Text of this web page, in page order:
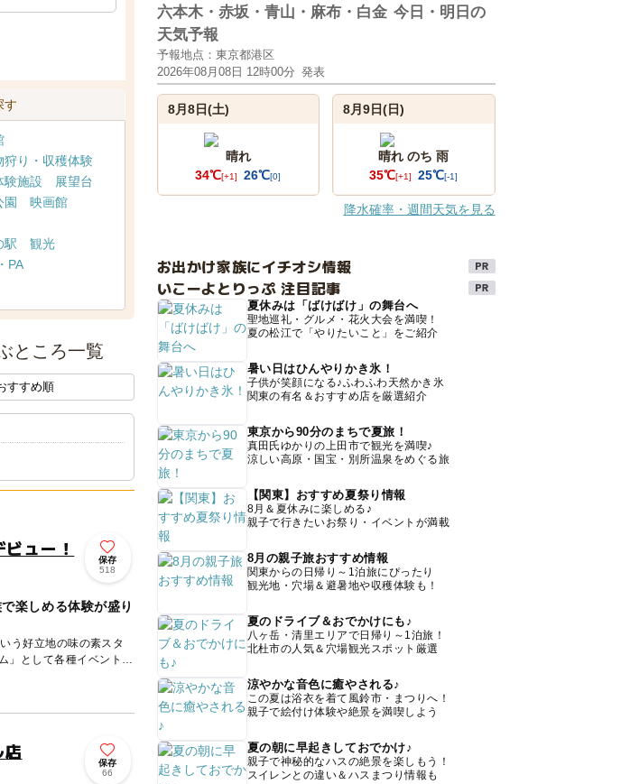
す
狩り・収穫体験
験施設
展望台
園
映画館
駅
観光
PA
ところ一覧
ュー！
保存
518
楽しめる体験が盛り
う好立地の味の素スタ
」として各種イベントが
保存
66
六本木・赤坂・青山・麻布・白金 今日・明日の
天気予報
予報地点：東京都港区
2026年08月08日 12時00分 発表
8月8日(土)
晴れ
34℃[+1] 26℃[0]
8月9日(日)
晴れ のち 雨
35℃[+1] 25℃[-1]
降水確率・週間天気を見る
お出かけ家族にイチオシ情報
いこーよとりっぷ 注目記事
夏休みは「ばけばけ」の舞台へ
聖地巡礼・グルメ・花火大会を満喫！
夏の松江で「やりたいこと」をご紹介
暑い日はひんやりかき氷！
子供が笑顔になる♪ふわふわ天然かき氷
関東の有名＆おすすめ店を厳選紹介
東京から90分のまちで夏旅！
真田氏ゆかりの上田市で観光を満喫♪
涼しい高原・国宝・別所温泉をめぐる旅
【関東】おすすめ夏祭り情報
8月＆夏休みに楽しめる♪
親子で行きたいお祭り・イベントが満載
8月の親子旅おすすめ情報
関東からの日帰り～1泊旅にぴったり
観光地・穴場＆避暑地や収穫体験も！
夏のドライブ＆おでかけにも♪
八ヶ岳・清里エリアで日帰り～1泊旅！
北杜市の人気＆穴場観光スポット厳選
涼やかな音色に癒やされる♪
この夏は浴衣を着て風鈴市・まつりへ！
親子で絵付け体験や絶景を満喫しよう
夏の朝に早起きしておでかけ♪
親子で神秘的なハスの絶景を楽しもう！
スイレンとの違い＆ハスまつり情報も